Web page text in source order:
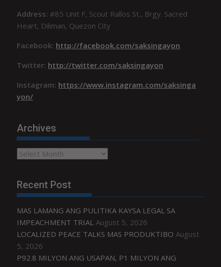
Address:#85 Unit F, Scout Rallos St., Brgy. Sacred
Heart, Diliman, Quezon City
Facebook: http://facebook.com/saksingayon
Twitter: http://twitter.com/saksingayon
Instagram: https://www.instagram.com/saksinga
yon/
Archives
Archives
Recent Post
MAS LAMANG ANG PULITIKA KAYSA LEGAL SA
IMPEACHMENT TRIAL August 5, 2026
LOCALIZED PEACE TALKS MAS PRODUKTIBO August
5, 2026
P92.8 MILYON ANG USAPAN, P1 MILYON ANG